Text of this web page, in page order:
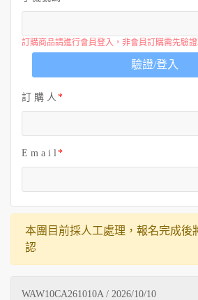
訂購商品請進行會員登入，非會員訂購需先驗證
驗證/登入
訂 購 人
E m a i l
本團目前採人工處理，報名完成後
認
WAW10CA261010A / 2026/10/10